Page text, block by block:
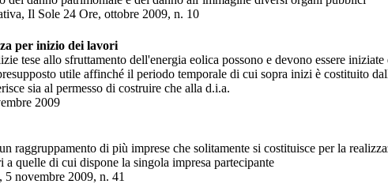
Il Sole 24 Ore, ottobre 2009, n. 10
per inizio dei lavori
tese allo sfruttamento dell'energia eolica possono e devono essere
utile affinché il periodo temporale di cui sopra inizi è costituito
sia al permesso di costruire che alla d.i.a.
2009
raggruppamento di più imprese che solitamente si costituisce per la
quelle di cui dispone la singola impresa partecipante
novembre 2009, n. 41